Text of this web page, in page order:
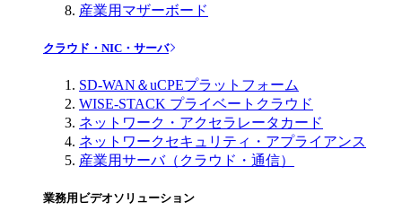
産業用マザーボード
クラウド・NIC・サーバ
SD-WAN＆uCPEプラットフォーム
WISE-STACK プライベートクラウド
ネットワーク・アクセラレータカード
ネットワークセキュリティ・アプライアンス
産業用サーバ（クラウド・通信）
業務用ビデオソリューション